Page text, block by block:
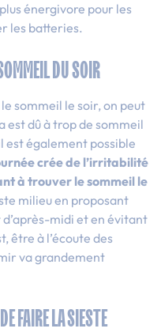
énergivore pour les
les batteries.
DU SOIR
sommeil le soir, on peut
est dû à trop de sommeil
est également possible
crée de l’irritabilité
à trouver le sommeil le
milieu en proposant
midi et en évitant
être à l’écoute des
va grandement
FAIRE LA SIESTE